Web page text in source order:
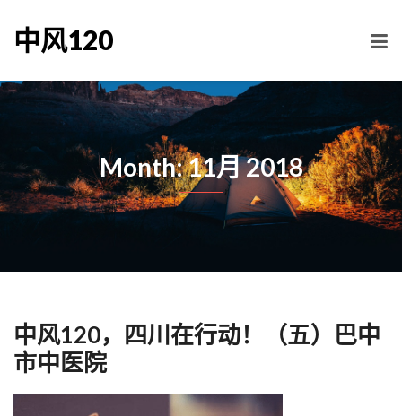
中风120
Month: 11月 2018
中风120，四川在行动！（五）巴中
市中医院